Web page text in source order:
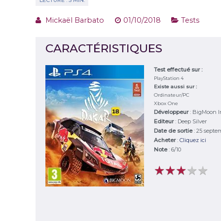
Mickaël Barbato 01/10/2018 Tests
CARACTÉRISTIQUES
Test effectué sur :
PlayStation 4
Existe aussi sur :
Ordinateur/PC
Xbox One
Développeur: BigMoon
Editeur: Deep Silver
Date de sortie: 25
Acheter: Cliquez ici
Note: 6/10
★★★★★
★★★★★